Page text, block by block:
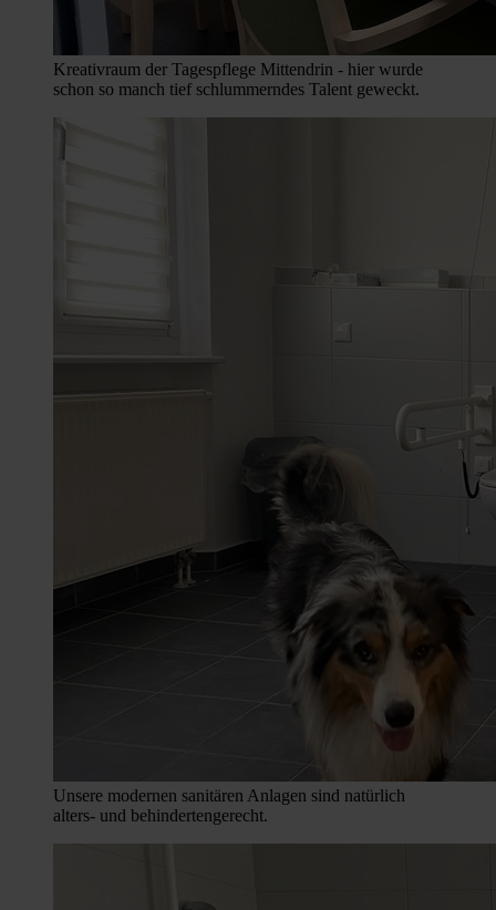
Kreativraum der Tagespflege Mittendrin - hier wurde
schon so manch tief schlummerndes Talent geweckt.
Unsere modernen sanitären Anlagen sind natürlich
alters- und behindertengerecht.